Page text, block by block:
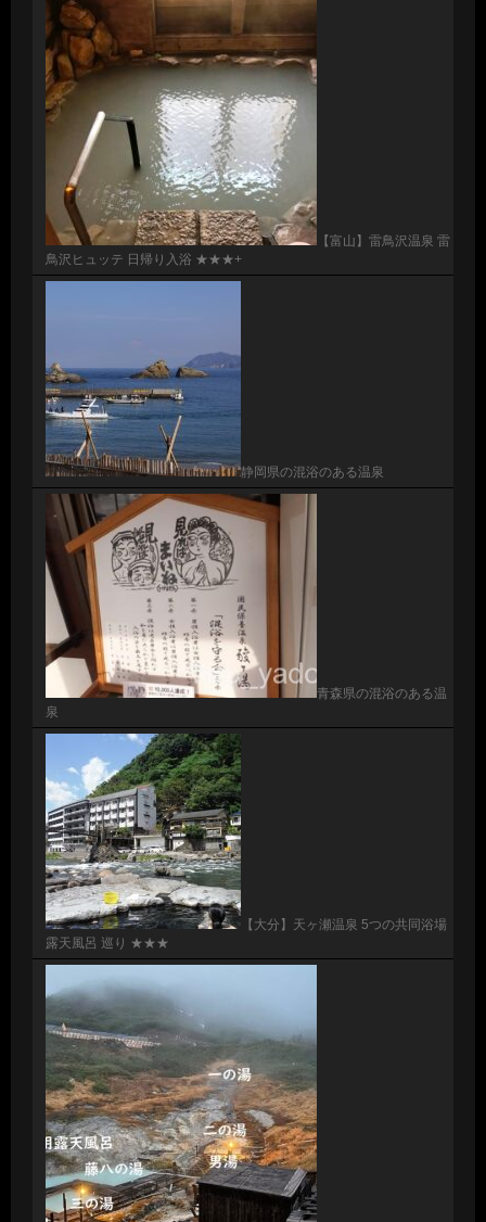
【富山】雷鳥沢温泉 雷
鳥沢ヒュッテ 日帰り入浴 ★★★+
静岡県の混浴のある温泉
青森県の混浴のある温
泉
【大分】天ヶ瀬温泉 5つの共同浴場
露天風呂 巡り ★★★